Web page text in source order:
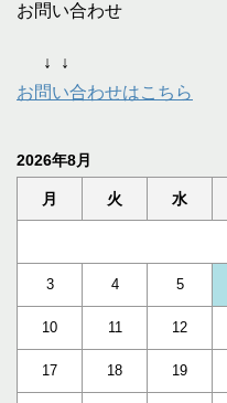
お問い合わせ
↓
↓
お問い合わせはこちら
2026年8月
月 火 水
3 4 5
10 11 12
17 18 19